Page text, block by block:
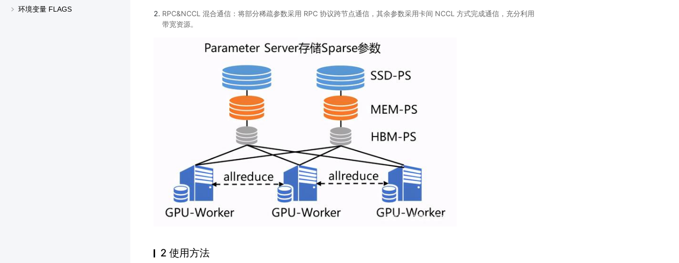
环境变量 FLAGS
RPC&NCCL 混合通信：将部分稀疏参数采用 RPC 协议跨节点通信，其余参数采用卡间 NCCL 方式完成通信，充分利用
带宽资源。
2 使用方法